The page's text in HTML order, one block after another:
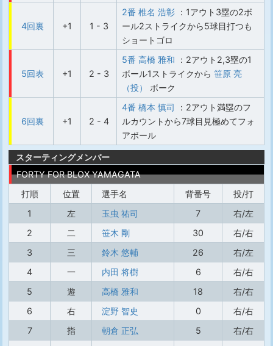
4回裏 +1 1 - 3
2番 椎名 浩彰 ：1アウト3塁の2ボ
ール2ストライクから5球目打つも
ショートゴロ
5回表 +1 2 - 3
5番 高橋 雅和 ：2アウト2,3塁の1
ボール1ストライクから 笹原 亮
（投）
ボーク
6回裏 +1 2 - 4
4番 橋本 慎司
：2アウト満塁のフ
ルカウントから7球目見極めてフォ
アボール
スターティングメンバー
FORTY FOR BLOX YAMAGATA
打順
位置 選手名 背番号
投/打
1
左 玉虫 祐司 7
右/左
2
二 笹木 剛 30
右/右
3
三 鈴木 悠輔 26
右/左
4
一 内田 将樹 6
右/右
5
遊 高橋 雅和 18
右/右
6
右 淀野 智史 0
右/右
7
指 朝倉 正弘 5
右/右